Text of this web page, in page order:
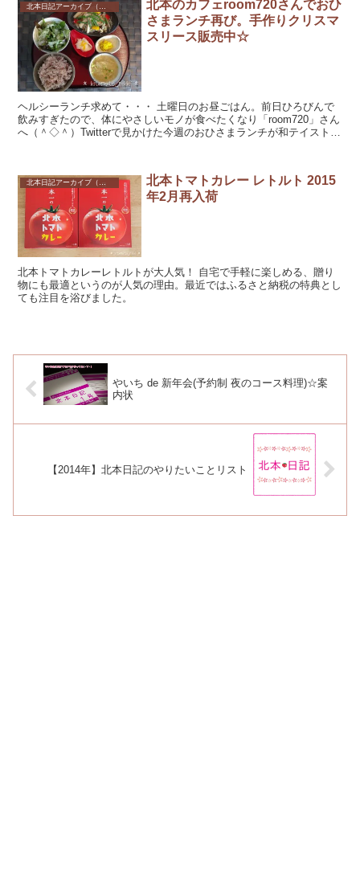
北本日記アーカイブ（記録保存）
北本のカフェroom720さんでおひ
さまランチ再び。手作りクリスマ
スリース販売中☆
ヘルシーランチ求めて・・・ 土曜日のお昼ごはん。前日ひろびんで
飲みすぎたので、体にやさしいモノが食べたくなり「room720」さん
へ（＾◇＾）Twitterで見かけた今週のおひさまランチが和テイストで
北本日記アーカイブ（記録保存）
北本トマトカレー レトルト 2015
年2月再入荷
北本トマトカレーレトルトが大人気！ 自宅で手軽に楽しめる、贈り
物にも最適というのが人気の理由。最近ではふるさと納税の特典とし
ても注目を浴びました。
やいち de 新年会(予約制 夜のコース料理)☆案
内状
【2014年】北本日記のやりたいことリスト